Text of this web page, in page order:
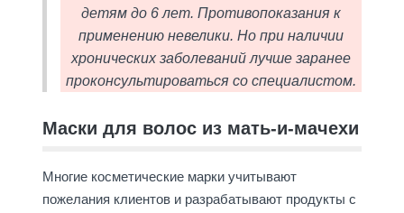
детям до 6 лет. Противопоказания к
применению невелики. Но при наличии
хронических заболеваний лучше заранее
проконсультироваться со специалистом.
Маски для волос из мать-и-мачехи
Многие косметические марки учитывают
пожелания клиентов и разрабатывают продукты с